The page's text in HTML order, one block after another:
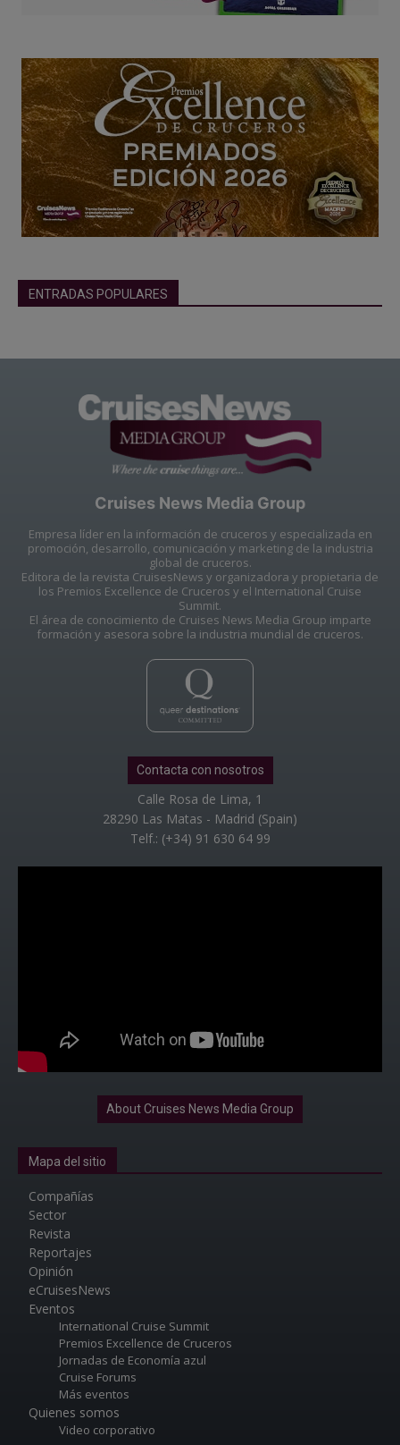
ENTRADAS POPULARES
Cruises News Media Group
Empresa líder en la información de cruceros y especializada en
promoción, desarrollo, comunicación y marketing de la industria
global de cruceros.
Editora de la revista CruisesNews y organizadora y propietaria de
los Premios Excellence de Cruceros y el International Cruise
Summit.
El área de conocimiento de Cruises News Media Group imparte
formación y asesora sobre la industria mundial de cruceros.
Contacta con nosotros
Calle Rosa de Lima, 1
28290 Las Matas - Madrid (Spain)
Telf.: (+34) 91 630 64 99
About Cruises News Media Group
Mapa del sitio
Compañías
Sector
Revista
Reportajes
Opinión
eCruisesNews
Eventos
International Cruise Summit
Premios Excellence de Cruceros
Jornadas de Economía azul
Cruise Forums
Más eventos
Quienes somos
Video corporativo